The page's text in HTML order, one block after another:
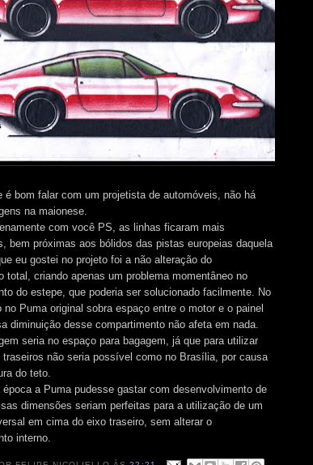
é bom falar com um projetista de automóveis, não há
na maionese.
com você PS, as linhas ficaram mais
bem próximas aos bólidos das pistas europeias daquela
eu gostei no projeto foi a não alteração do
total, criando apenas um problema momentâneo no
do estepe, que poderia ser solucionado facilmente. No
no Puma original sobra espaço entre o motor e o painel
diminuição desse compartimento não afeta em nada.
seria no espaço para bagagem, já que para utilizar
traseiros não seria possível como no Brasília, por causa
do teto.
época a Puma pudesse gastar com desenvolvimento de
dimensões seriam perfeitas para a utilização de um
em cima do eixo traseiro, sem alterar o
interno.